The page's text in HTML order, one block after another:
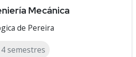
Mecánica
de Pereira
4 semestres